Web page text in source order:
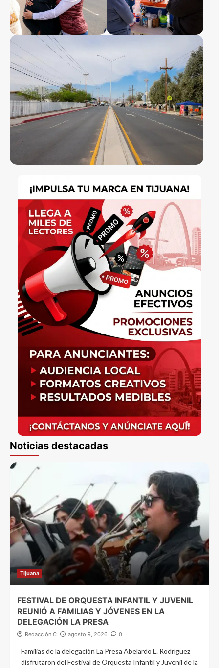
Noticias destacadas
Tijuana
FESTIVAL DE ORQUESTA INFANTIL Y JUVENIL
REUNIÓ A FAMILIAS Y JÓVENES EN LA
DELEGACIÓN LA PRESA
Redacción C agosto 9, 2026 0
Familias de la delegación La Presa Abelardo L. Rodríguez
disfrutaron del Festival de Orquesta Infantil y Juvenil de la